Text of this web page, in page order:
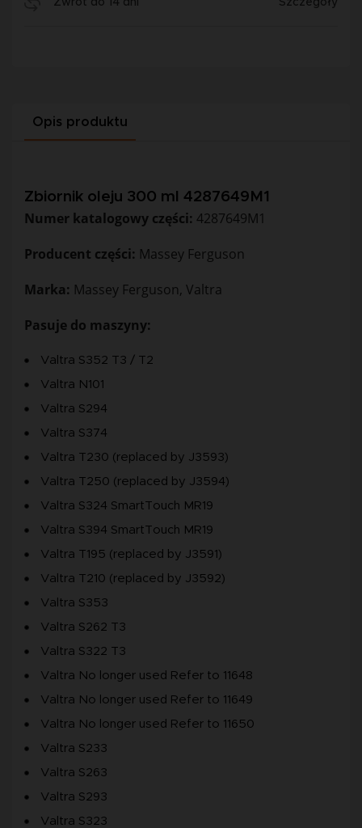
Opis produktu
Zbiornik oleju 300 ml 4287649M1
Numer katalogowy części: 4287649M1
Producent części: Massey Ferguson
Marka: Massey Ferguson, Valtra
Pasuje do maszyny:
Valtra S352 T3 / T2
Valtra N101
Valtra S294
Valtra S374
Valtra T230 (replaced by J3593)
Valtra T250 (replaced by J3594)
Valtra S324 SmartTouch MR19
Valtra S394 SmartTouch MR19
Valtra T195 (replaced by J3591)
Valtra T210 (replaced by J3592)
Valtra S353
Valtra S262 T3
Valtra S322 T3
Valtra No longer used Refer to 11648
Valtra No longer used Refer to 11649
Valtra No longer used Refer to 11650
Valtra S233
Valtra S263
Valtra S293
Valtra S323